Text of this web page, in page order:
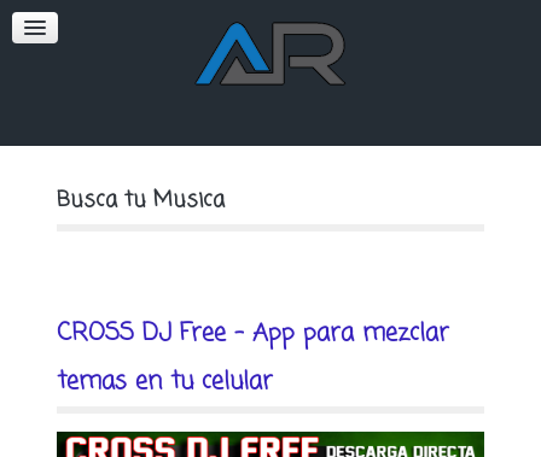
SOFT
Busca tu Musica
CROSS DJ Free - App para mezclar
temas en tu celular